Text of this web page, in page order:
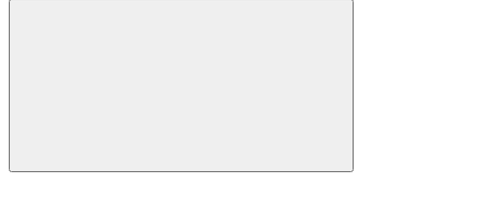
Compartilhar